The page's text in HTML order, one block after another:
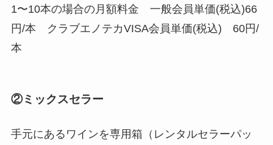
1〜10本の場合の月額料金 一般会員単価(税込)66
円/本 クラブエノテカVISA会員単価(税込) 60円/
本
②ミックスセラー
手元にあるワインを専用箱（レンタルセラーパッ